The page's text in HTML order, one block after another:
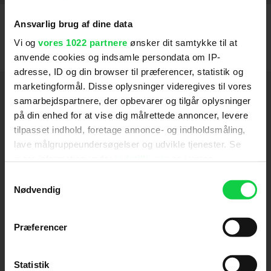
Ansvarlig brug af dine data
Vi og vores 1022 partnere ønsker dit samtykke til at
anvende cookies og indsamle persondata om IP-
adresse, ID og din browser til præferencer, statistik og
marketingformål. Disse oplysninger videregives til vores
samarbejdspartnere, der opbevarer og tilgår oplysninger
på din enhed for at vise dig målrettede annoncer, levere
tilpasset indhold, foretage annonce- og indholdsmåling,
lave målgruppeundersøgelser og udvikle tjenester. Se
tilbage eller ændre indstillinger fra vores
"Cookiedeklaration", eller ved at trykke på "Privacy
Indsamle præcise oplysninger om din placering,
Nødvendig
Præferencer
Statistik
Hold dig opdateret
Send
Ved tilmelding accepterer jeg samtidig